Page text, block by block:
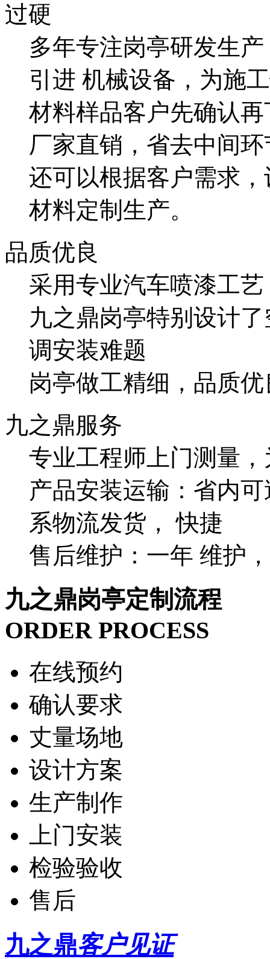
过硬
多年专注岗亭研发生
引进 机械设备，为施
材料样品客户先确认
厂家直销，省去中间环
还可以根据客户需求
材料定制生产。
品质优良
采用专业汽车喷漆工
九之鼎岗亭特别设计
调安装难题
岗亭做工精细，品质
九之鼎服务
专业工程师上门测量
产品安装运输：省内
系物流发货， 快捷
售后维护：一年 维护
九之鼎岗亭定制流程
ORDER PROCESS
在线预约
确认要求
丈量场地
设计方案
生产制作
上门安装
检验验收
售后
九之鼎客户见证